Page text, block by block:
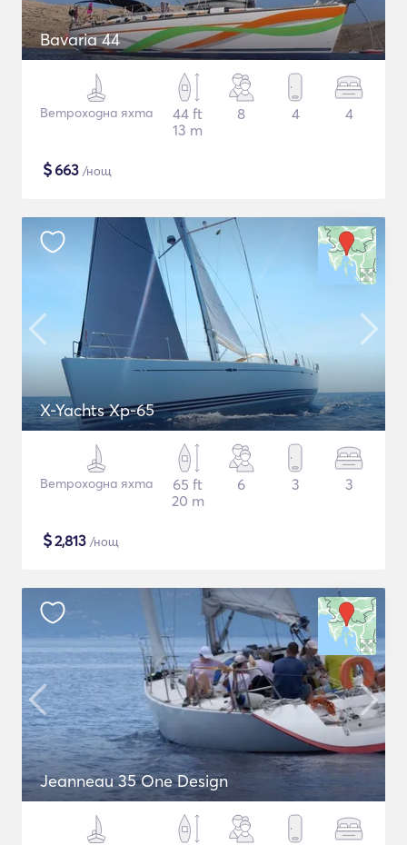
Bavaria 44
Ветроходна яхта
44 ft
13 m
8 4 4
$663 /нощ
X-Yachts Xp-65
Ветроходна яхта
65 ft
20 m
6 3 3
$2,813 /нощ
Jeanneau 35 One Design